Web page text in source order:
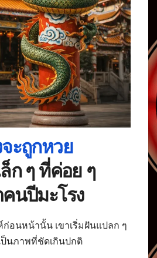
ะถูกหวย
ก ๆ ที่ค่อย ๆ
นปีมะโรง
อนหน้านั้น เขาเริ่มฝันแปลก ๆ
นภาพที่ชัดเกินปกติ